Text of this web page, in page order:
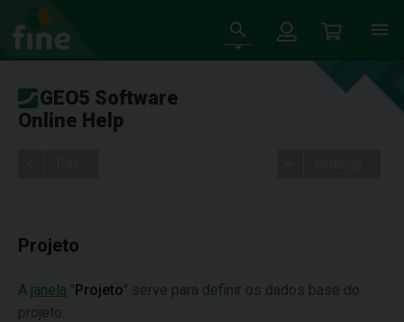
GEO5 Software
Online Help
Projeto
A janela "Projeto" serve para definir os dados base do
projeto.